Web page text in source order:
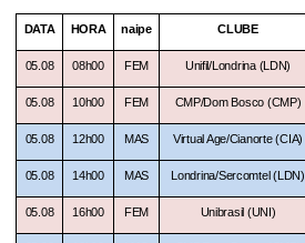
DATA HORA naipe CLUBE
05.08 08h00 FEM Unifil/Londrina (LDN)
05.08 10h00 FEM CMP/Dom Bosco (CMP)
05.08 12h00 MAS Virtual Age/Cianorte (CIA)
05.08 14h00 MAS Londrina/Sercomtel (LDN)
05.08 16h00 FEM Unibrasil (UNI)